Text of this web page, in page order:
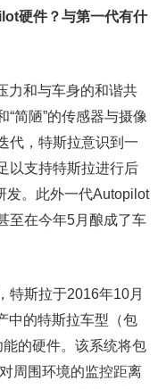
硬件？与第一代有什
力和与车身的和谐共
简陋”的传感器与摄像
代，特斯拉意识到一
以支持特斯拉进行后
发。此外一代Autopilot
至在今年5月酿成了车
特斯拉于2016年10月
中的特斯拉车型（包
的硬件。该系统将包
周围环境的监控距离